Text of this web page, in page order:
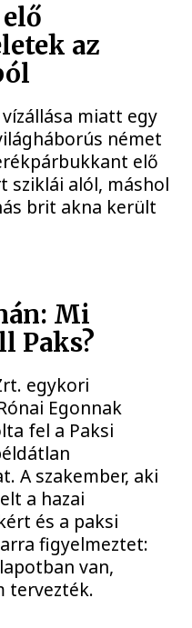
az
miatt egy
német
elő
sziklái alól, máshol
brit akna került
Mi
Paks?
egykori
Egonnak
fel a Paksi
A szakember, aki
a hazai
és a paksi
figyelmeztet:
van,
tervezték.